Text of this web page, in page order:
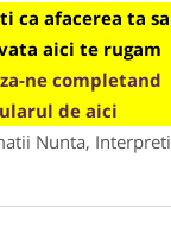
ca afacerea ta sa
aici te rugam
ne completand
de aici
Nunta, Interpreti